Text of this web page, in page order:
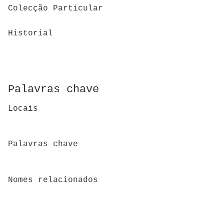
Colecção Particular
Historial
Palavras chave
Locais
Palavras chave
Nomes relacionados